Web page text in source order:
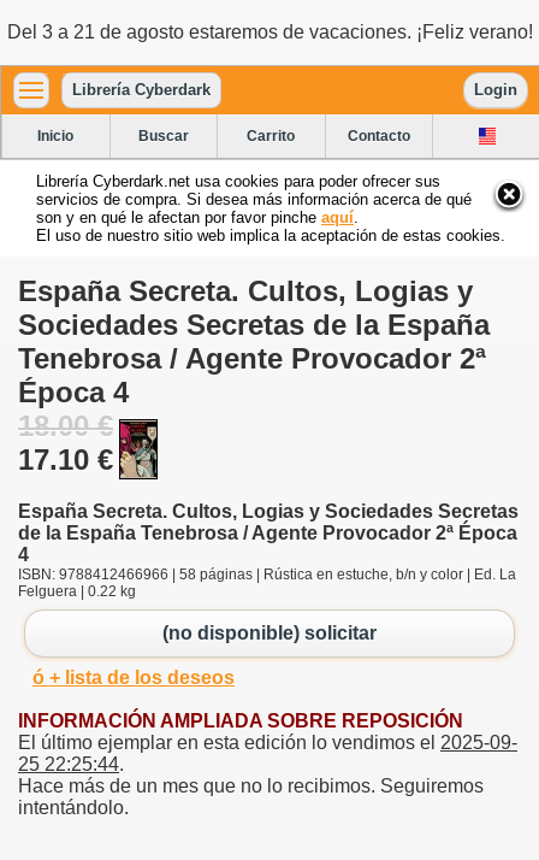
Del 3 a 21 de agosto estaremos de vacaciones. ¡Feliz verano!
Librería Cyberdark Login
Inicio Buscar Carrito Contacto
Librería Cyberdark.net usa cookies para poder ofrecer sus
servicios de compra. Si desea más información acerca de qué
son y en qué le afectan por favor pinche aquí
El uso de nuestro sitio web implica la aceptación de estas cookies.
España Secreta. Cultos, Logias y
Sociedades Secretas de la España
Tenebrosa / Agente Provocador 2ª
Época 4
18.00 €
17.10 €
España Secreta. Cultos, Logias y Sociedades Secretas
de la España Tenebrosa / Agente Provocador 2ª Época
4
ISBN: 9788412466966 | 58 páginas | Rústica en estuche, b/n y color | Ed. La
Felguera | 0.22 kg
(no disponible) solicitar
ó + lista de los deseos
INFORMACIÓN AMPLIADA SOBRE REPOSICIÓN
El último ejemplar en esta edición lo vendimos el 2025-09-
25 22:25:44.
Hace más de un mes que no lo recibimos. Seguiremos
intentándolo.